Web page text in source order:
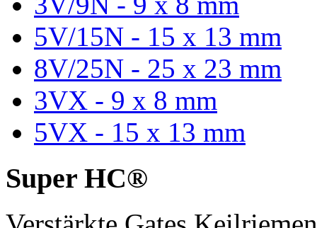
5V/15N - 15 x 13 mm
8V/25N - 25 x 23 mm
3VX - 9 x 8 mm
5VX - 15 x 13 mm
Super HC®